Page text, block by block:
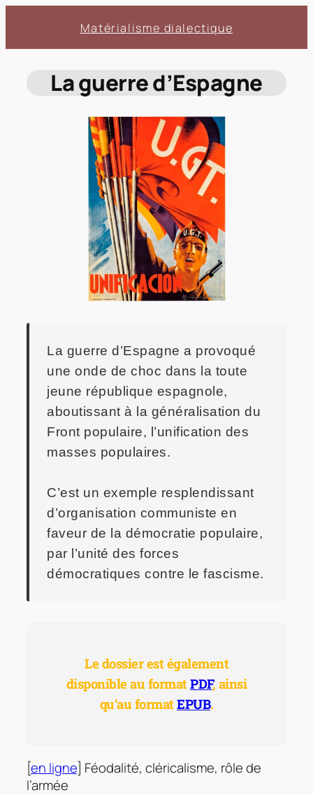
contenu
Matérialisme dialectique
La guerre d’Espagne
La guerre d’Espagne a provoqué
une onde de choc dans la toute
jeune république espagnole,
aboutissant à la généralisation du
Front populaire, l’unification des
masses populaires.
C’est un exemple resplendissant
d’organisation communiste en
faveur de la démocratie populaire,
par l’unité des forces
démocratiques contre le fascisme.
Le dossier est également
disponible au formatPDF, ainsi
qu’au formatEPUB.
[en ligne] Féodalité, cléricalisme, rôle de
l’armée